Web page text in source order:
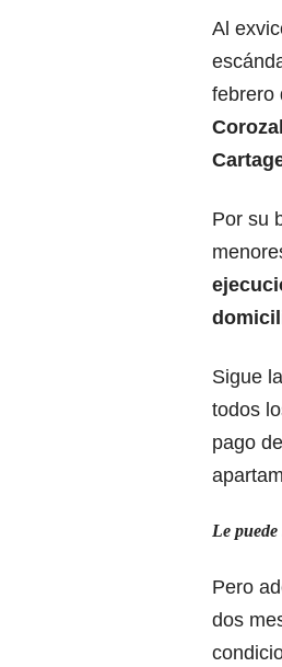
Al
febrero
Por su
Sigue
todos
pago
Le
Pero
dos